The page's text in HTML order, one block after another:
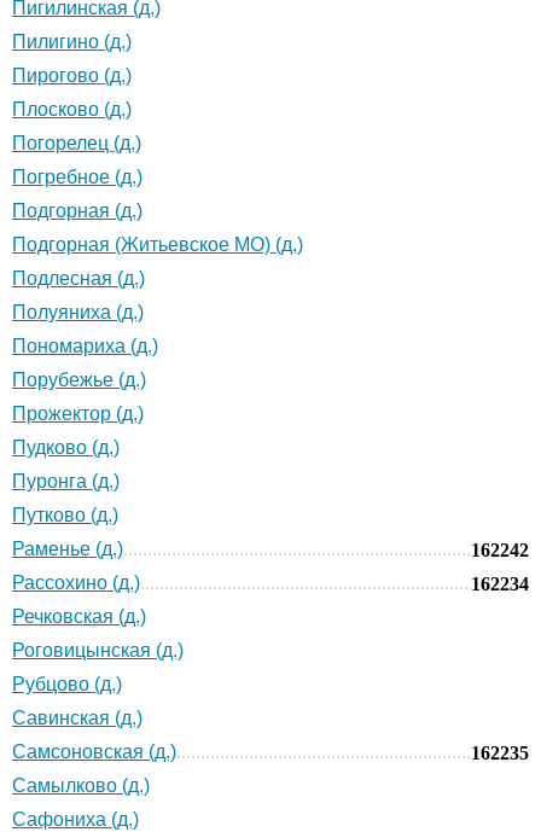
Пигилинская (д.)
Пилигино (д.)
Пирогово (д.)
Плосково (д.)
Погорелец (д.)
Погребное (д.)
Подгорная (д.)
Подгорная (Житьевское МО) (д.)
Подлесная (д.)
Полуяниха (д.)
Пономариха (д.)
Порубежье (д.)
Прожектор (д.)
Пудково (д.)
Пуронга (д.)
Путково (д.)
Раменье (д.)
162242
Рассохино (д.)
162234
Речковская (д.)
Роговицынская (д.)
Рубцово (д.)
Савинская (д.)
Самсоновская (д.)
162235
Самылково (д.)
Сафониха (д.)